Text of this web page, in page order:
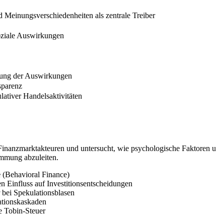
als zentrale Treiber
Auswirkungen
der Auswirkungen
Handelsaktivitäten
und untersucht, wie psychologische
abzuleiten.
(Behavioral Finance)
Einfluss auf Investitionsentscheidungen
Spekulationsblasen
Tobin-Steuer